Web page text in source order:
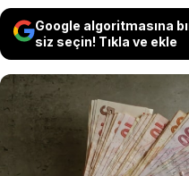
Google algoritmasına
siz seçin! Tıkla ve ekle
İstanbul
çocuğu olan
sağlamak üzere